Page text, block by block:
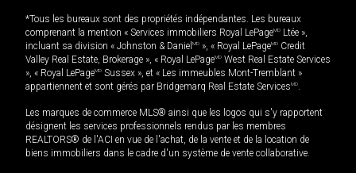
*Tous les bureaux sont des propriétés indépendantes. Les bureaux
comprenant la mention « Services immobiliers Royal LePageMD Ltée »,
incluant sa division « Johnston & Daniel MD », « Royal LePageMD Credit
Valley Real Estate, Brokerage », « Royal LePageMD West Real Estate Services
», « Royal LePageMD Sussex », et « Les immeubles Mont-Tremblant »
appartiennent et sont gérés par Bridgemarq Real Estate ServicesMD.
Les marques de commerce MLS® ainsi que les logos qui s'y rapportent
désignent les services professionnels rendus par les membres
REALTORS® de l'ACI en vue de l'achat, de la vente et de la location de
biens immobiliers dans le cadre d'un système de vente collaborative.